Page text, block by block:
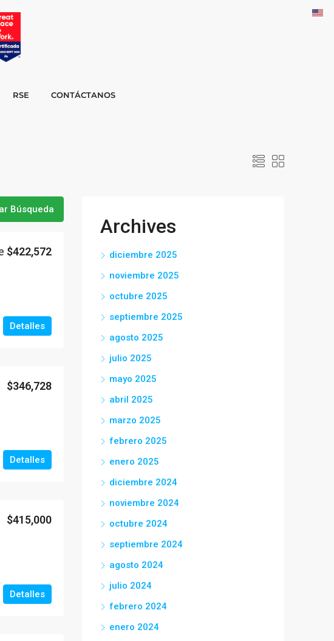
RSE CONTÁCTANOS
Búsqueda
$422,572
Detalles
$346,728
Detalles
$415,000
Detalles
Archives
diciembre 2025
noviembre 2025
octubre 2025
septiembre 2025
agosto 2025
julio 2025
mayo 2025
abril 2025
marzo 2025
febrero 2025
enero 2025
diciembre 2024
noviembre 2024
octubre 2024
septiembre 2024
agosto 2024
julio 2024
febrero 2024
enero 2024